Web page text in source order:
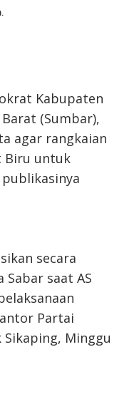
Kabupaten
(Sumbar),
agar rangkaian
Biru untuk
secara
saat AS
Partai
Minggu